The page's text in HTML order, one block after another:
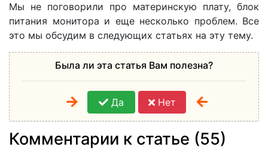
Мы не поговорили про материнскую плату, блок
питания монитора и еще несколько проблем. Все
это мы обсудим в следующих статьях на эту тему.
Была ли эта статья Вам полезна?
Да Нет
Комментарии к статье (55)